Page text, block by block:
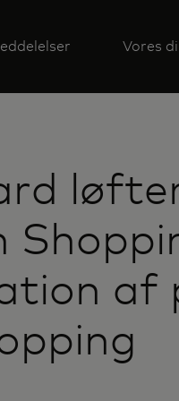
Vores
af